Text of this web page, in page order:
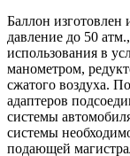
Баллон
давление до 50
использования в
манометром,
сжатого воздуха.
адаптеров
системы
системы
подающей